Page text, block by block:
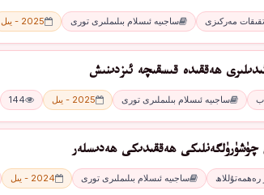
مەركىزى ساجىيە ئىسلام بىلىملىرى تورى 2025 - يىل
ھەققىدە قىسقىچە ئىزدىنىش
ساجىيە ئىسلام بىلىملىرى تورى 2025 - يىل 144
چۈشۈرۈلگەنلىكى ھەققىدىكى ھەدىسلەر
رەھمەتۇللاھ ساجىيە ئىسلام بىلىملىرى تورى 2024 - يىل